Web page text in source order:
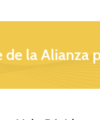
de la Alianza